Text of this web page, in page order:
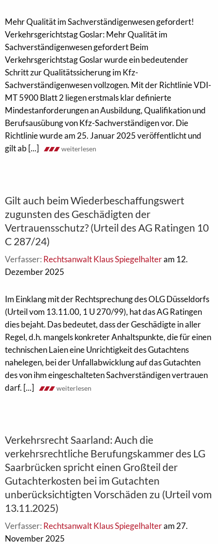
Mehr Qualität im Sachverständigenwesen gefordert!
Verkehrsgerichtstag Goslar: Mehr Qualität im
Sachverständigenwesen gefordert Beim
Verkehrsgerichtstag Goslar wurde ein bedeutender
Schritt zur Qualitätssicherung im Kfz-
Sachverständigenwesen vollzogen. Mit der Richtlinie VDI-
MT 5900 Blatt 2 liegen erstmals klar definierte
Mindestanforderungen an Ausbildung, Qualifikation und
Berufsausübung von Kfz-Sachverständigen vor. Die
Richtlinie wurde am 25. Januar 2025 veröffentlicht und
gilt ab [...]
weiterlesen
Gilt auch beim Wiederbeschaffungswert
zugunsten des Geschädigten der
Vertrauensschutz? (Urteil des AG Ratingen 10
C 287/24)
Verfasser: Rechtsanwalt Klaus Spiegelhalteram 12.
Dezember 2025
Im Einklang mit der Rechtsprechung des OLG Düsseldorfs
(Urteil vom 13.11.00, 1 U 270/99), hat das AG Ratingen
dies bejaht. Das bedeutet, dass der Geschädigte in aller
Regel, d.h. mangels konkreter Anhaltspunkte, die für einen
technischen Laien eine Unrichtigkeit des Gutachtens
nahelegen, bei der Unfallabwicklung auf das Gutachten
des von ihm eingeschalteten Sachverständigen vertrauen
darf. [...]
weiterlesen
Verkehrsrecht Saarland: Auch die
verkehrsrechtliche Berufungskammer des LG
Saarbrücken spricht einen Großteil der
Gutachterkosten bei im Gutachten
unberücksichtigten Vorschäden zu (Urteil vom
13.11.2025)
Verfasser: Rechtsanwalt Klaus Spiegelhalteram 27.
November 2025